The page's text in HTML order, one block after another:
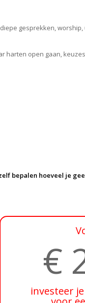
gesprekken,
harten open gaan,
bepalen hoeveel je
€
investeer